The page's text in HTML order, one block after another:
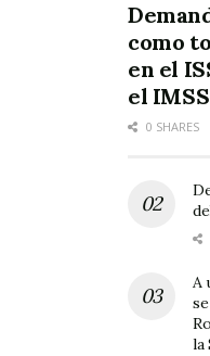
como
en el
el IMSS
0 SHARES
A
la